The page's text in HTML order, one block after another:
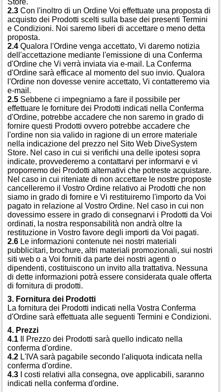
Store.
2.3 Con l'inoltro di un Ordine Voi effettuate una proposta di
acquisto dei Prodotti scelti sulla base dei presenti Termini
e Condizioni. Noi saremo liberi di accettare o meno detta
proposta.
2.4 Qualora l'Ordine venga accettato, Vi daremo notizia
dell'accettazione mediante l'emissione di una Conferma
d'Ordine che Vi verrà inviata via e-mail. La Conferma
d'Ordine sarà efficace al momento del suo invio. Qualora
l'Ordine non dovesse venire accettato, Vi contatteremo via
e-mail.
2.5 Sebbene ci impegniamo a fare il possibile per
effettuare le forniture dei Prodotti indicati nella Conferma
d'Ordine, potrebbe accadere che non saremo in grado di
fornire questi Prodotti ovvero potrebbe accadere che
l'ordine non sia valido in ragione di un errore materiale
nella indicazione del prezzo nel Sito Web DiveSystem
Store. Nel caso in cui si verifichi una delle ipotesi sopra
indicate, provvederemo a contattarvi per informarvi e vi
proporremo dei Prodotti alternativi che potreste acquistare.
Nel caso in cui riteniate di non accettare le nostre proposte
cancelleremo il Vostro Ordine relativo ai Prodotti che non
siamo in grado di fornire e Vi restituiremo l'importo da Voi
pagato in relazione al Vostro Ordine. Nel caso in cui non
dovessimo essere in grado di consegnarvi i Prodotti da Voi
ordinati, la nostra responsabilità non andrà oltre la
restituzione in Vostro favore degli importi da Voi pagati.
2.6 Le informazioni contenute nei nostri materiali
pubblicitari, brochure, altri materiali promozionali, sui nostri
siti web o a Voi forniti da parte dei nostri agenti o
dipendenti, costituiscono un invito alla trattativa. Nessuna
di dette informazioni potrà essere considerata quale offerta
di fornitura di prodotti.
3. Fornitura dei Prodotti
La fornitura dei Prodotti indicati nella Vostra Conferma
d'Ordine sarà effettuata alle seguenti Termini e Condizioni.
4. Prezzi
4.1
Il Prezzo dei Prodotti sarà quello indicato nella
conferma d'ordine.
4.2 L'IVA sarà pagabile secondo l'aliquota indicata nella
conferma d'ordine.
4.3 I costi relativi alla consegna, ove applicabili, saranno
indicati nella conferma d'ordine.